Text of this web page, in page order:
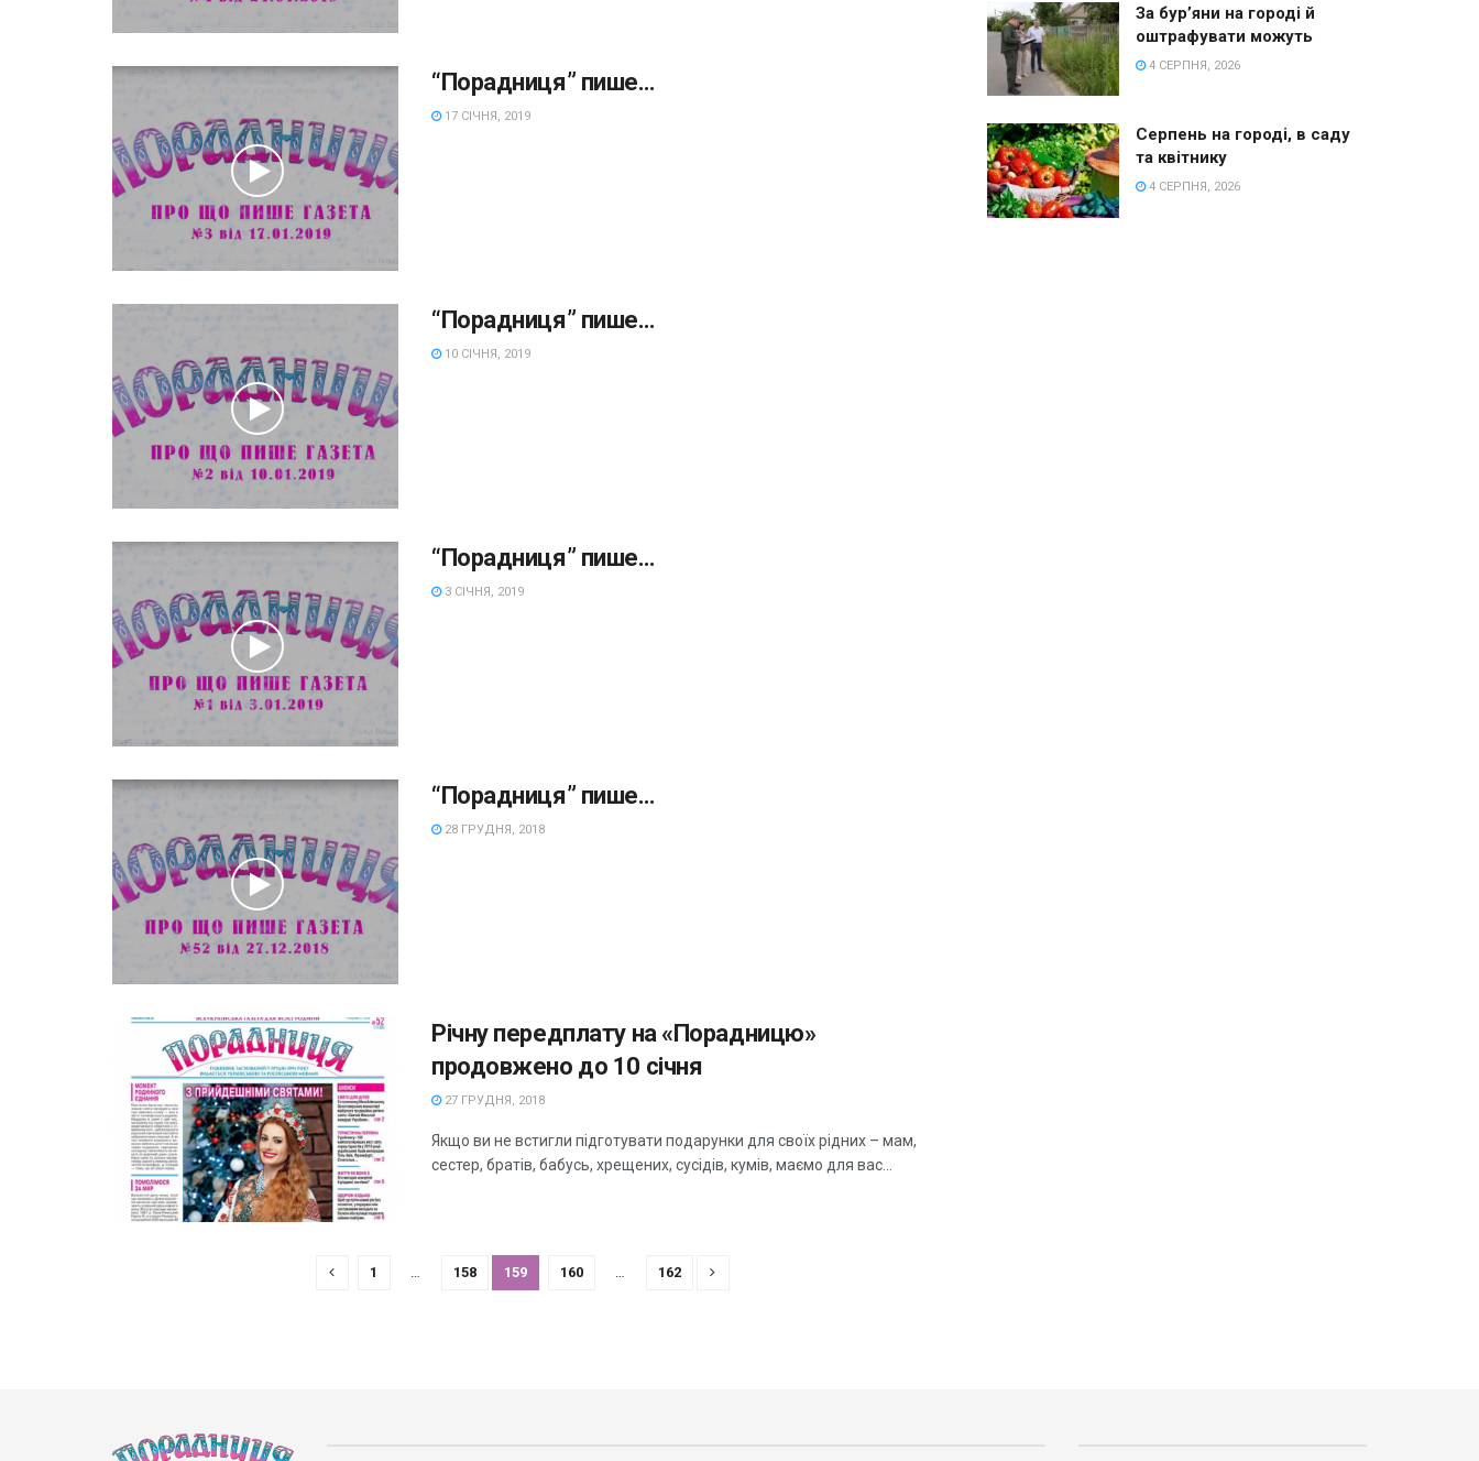
“Порадниця” пише…
17 СІЧНЯ, 2019
“Порадниця” пише…
10 СІЧНЯ, 2019
“Порадниця” пише…
3 СІЧНЯ, 2019
“Порадниця” пише…
28 ГРУДНЯ, 2018
Річну передплату на «Порадницю»
продовжено до 10 січня
27 ГРУДНЯ, 2018
Якщо ви не встигли підготувати подарунки для своїх рідних – мам,
сестер, братів, бабусь, хрещених, сусідів, кумів, маємо для вас...
1 158 159 160 162
За бур’яни на городі й
оштрафувати можуть
4 СЕРПНЯ, 2026
Серпень на городі, в саду
та квітнику
4 СЕРПНЯ, 2026